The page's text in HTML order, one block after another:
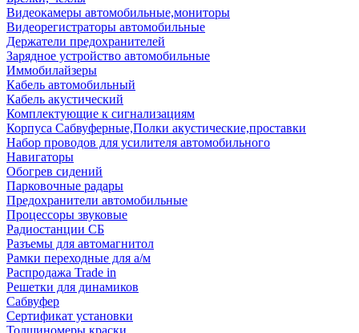
Видеокамеры автомобильные,мониторы
Видеорегистраторы автомобильные
Держатели предохранителей
Зарядное устройство автомобильные
Иммобилайзеры
Кабель автомобильный
Кабель акустический
Комплектующие к сигнализациям
Корпуса Сабвуферные,Полки акустические,проставки
Набор проводов для усилителя автомобильного
Навигаторы
Обогрев сидений
Парковочные радары
Предохранители автомобильные
Процессоры звуковые
Радиостанции СБ
Разъемы для автомагнитол
Рамки переходные для а/м
Распродажа Trade in
Решетки для динамиков
Сабвуфер
Сертификат установки
Толщиномеры краски